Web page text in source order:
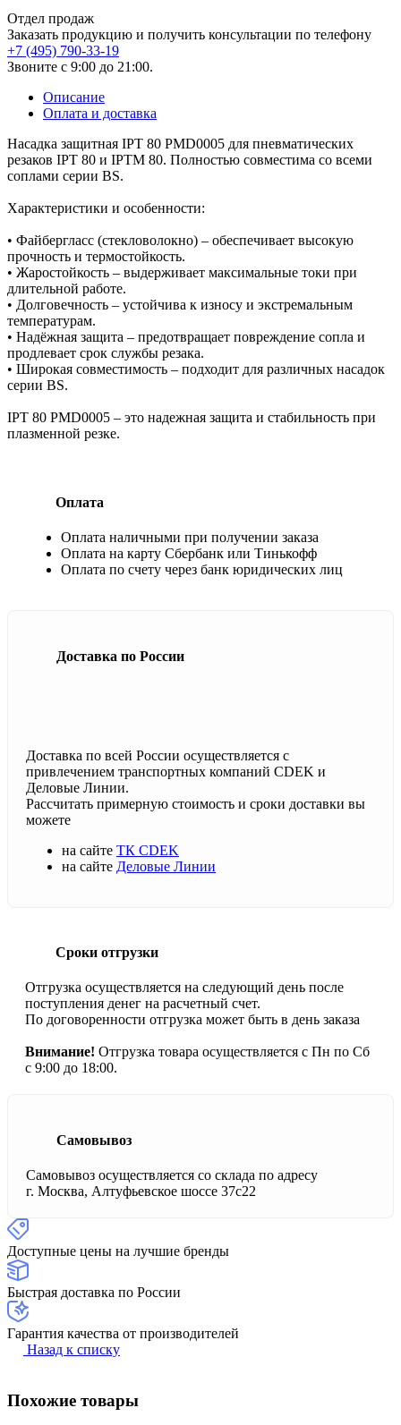
Отдел продаж
Заказать продукцию и получить консультации по телефону
+7 (495) 790-33-19
Звоните с 9:00 до 21:00.
Описание
Оплата и доставка
Насадка защитная IPT 80 PMD0005 для пневматических
резаков IPT 80 и IPTM 80. Полностью совместима со всеми
соплами серии BS.
Характеристики и особенности:
• Файбергласс (стекловолокно) – обеспечивает высокую
прочность и термостойкость.
• Жаростойкость – выдерживает максимальные токи при
длительной работе.
• Долговечность – устойчива к износу и экстремальным
температурам.
• Надёжная защита – предотвращает повреждение сопла и
продлевает срок службы резака.
• Широкая совместимость – подходит для различных насадок
серии BS.
IPT 80 PMD0005 – это надежная защита и стабильность при
плазменной резке.
Оплата
Оплата наличными при получении заказа
Оплата на карту Сбербанк или Тинькофф
Оплата по счету через банк юридических лиц
Доставка по России
Доставка по всей России осуществляется с
привлечением транспортных компаний CDEK и
Деловые Линии.
Рассчитать примерную стоимость и сроки доставки вы
можете
на сайте ТК CDEK
на сайте Деловые Линии
Сроки отгрузки
Отгрузка осуществляется на следующий день после
поступления денег на расчетный счет.
По договоренности отгрузка может быть в день заказа
Внимание! Отгрузка товара осуществляется с Пн по Сб
с 9:00 до 18:00.
Самовывоз
Самовывоз осуществляется со склада по адресу
г. Москва, Алтуфьевское шоссе 37с22
Доступные цены на лучшие бренды
Быстрая доставка по России
Гарантия качества от производителей
Назад к списку
Похожие товары